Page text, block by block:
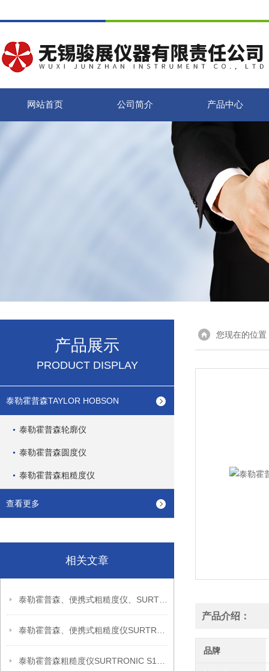
网站首页 公司简介 产品中心
产品展示
PRODUCT DISPLAY
泰勒霍普森TAYLOR HOBSON
泰勒霍普森轮廓仪
泰勒霍普森圆度仪
泰勒霍普森粗糙度仪
查看更多
相关文章
您现在的位置
产品介绍：
品牌